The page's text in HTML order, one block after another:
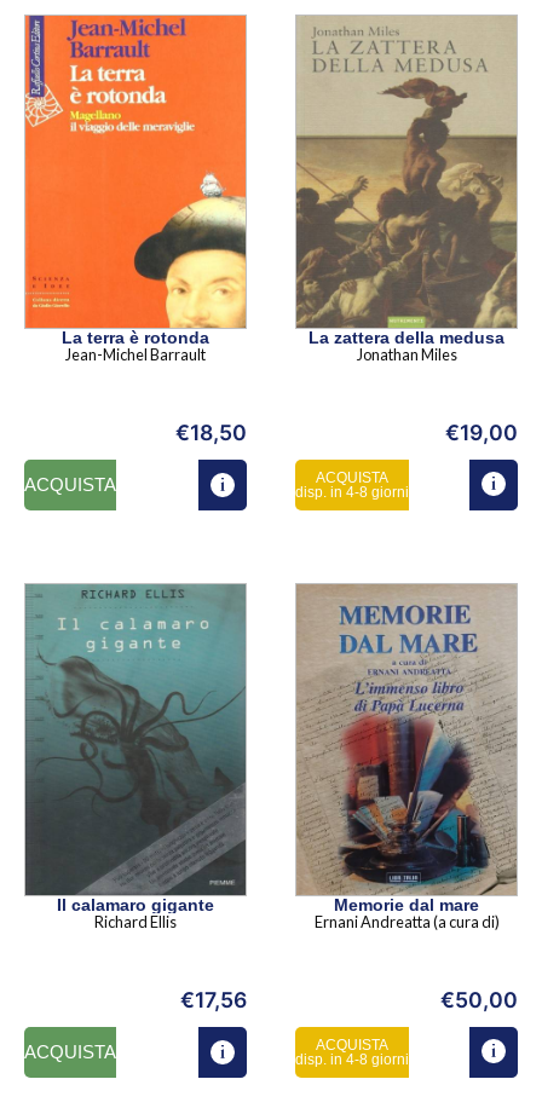
La terra è rotonda
Jean-Michel Barrault
€18,50
ACQUISTA
La zattera della medusa
Jonathan Miles
€19,00
ACQUISTA
disp. in 4-8 giorni
Il calamaro gigante
Richard Ellis
€17,56
ACQUISTA
Memorie dal mare
Ernani Andreatta (a cura di)
€50,00
ACQUISTA
disp. in 4-8 giorni